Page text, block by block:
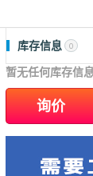
库存信息 0
暂无任何库存信
询价